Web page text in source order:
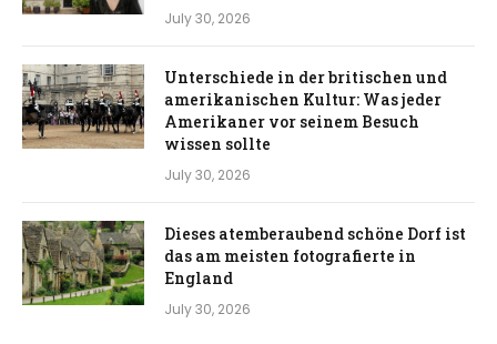
July 30, 2026
Unterschiede in der britischen und
amerikanischen Kultur: Was jeder
Amerikaner vor seinem Besuch
wissen sollte
July 30, 2026
Dieses atemberaubend schöne Dorf ist
das am meisten fotografierte in
England
July 30, 2026